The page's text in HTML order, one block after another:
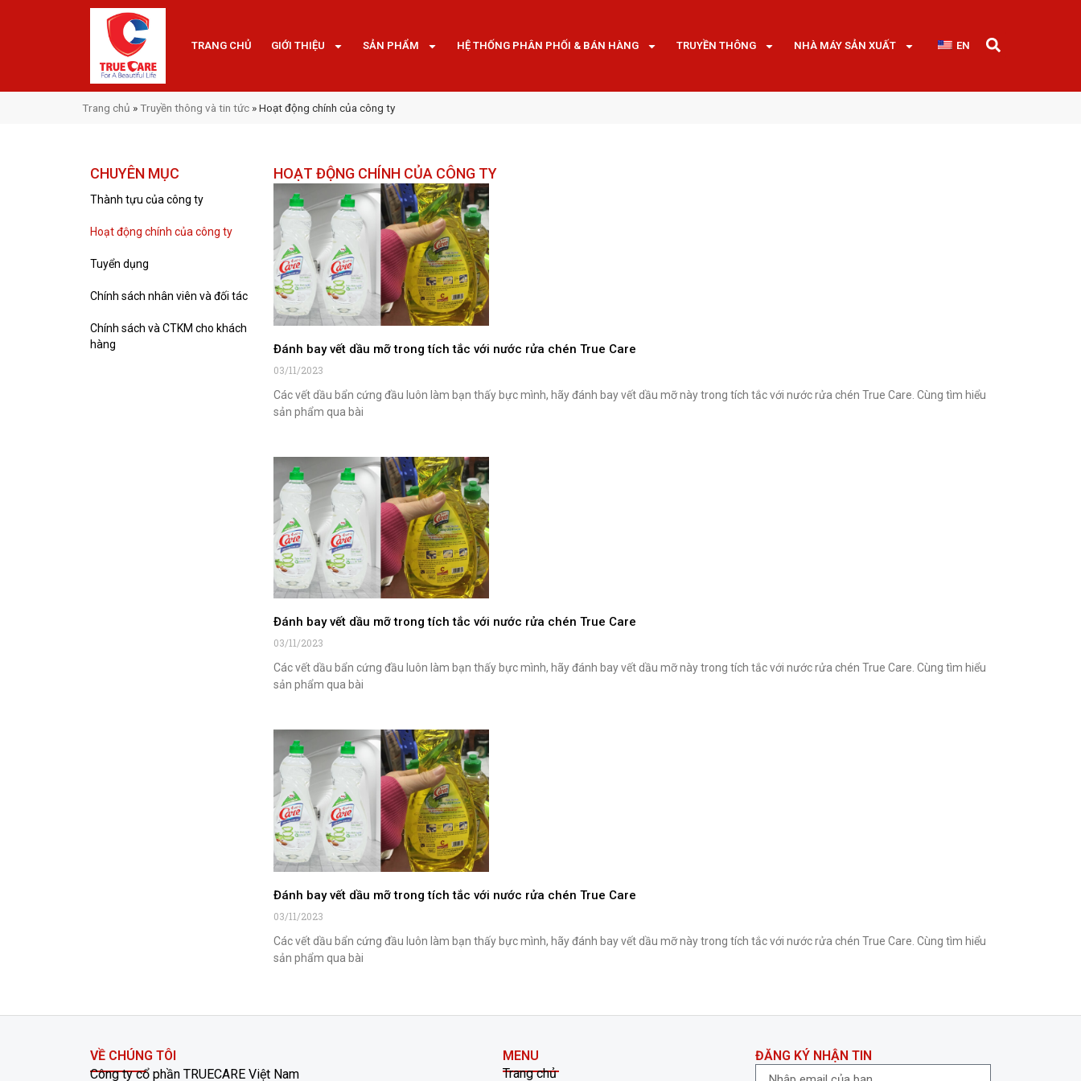
TRANG CHỦ GIỚI THIỆU SẢN PHẨM HỆ THỐNG PHÂN PHỐI & BÁN HÀNG TRUYỀN THÔNG NHÀ MÁY SẢN XUẤT EN
Trang chủ »Truyền thông và tin tức »Hoạt động chính của công ty
CHUYÊN MỤC
Thành tựu của công ty
Hoạt động chính của công ty
Tuyển dụng
Chính sách nhân viên và đối tác
Chính sách và CTKM cho khách
hàng
HOẠT ĐỘNG CHÍNH CỦA CÔNG TY
Đánh bay vết dầu mỡ trong tích tắc với nước rửa chén True Care
03/11/2023
Các vết dầu bẩn cứng đầu luôn làm bạn thấy bực mình, hãy đánh bay vết dầu mỡ này trong tích tắc với nước rửa chén True Care. Cùng tìm hiểu
sản phẩm qua bài
Đánh bay vết dầu mỡ trong tích tắc với nước rửa chén True Care
03/11/2023
Các vết dầu bẩn cứng đầu luôn làm bạn thấy bực mình, hãy đánh bay vết dầu mỡ này trong tích tắc với nước rửa chén True Care. Cùng tìm hiểu
sản phẩm qua bài
Đánh bay vết dầu mỡ trong tích tắc với nước rửa chén True Care
03/11/2023
Các vết dầu bẩn cứng đầu luôn làm bạn thấy bực mình, hãy đánh bay vết dầu mỡ này trong tích tắc với nước rửa chén True Care. Cùng tìm hiểu
sản phẩm qua bài
VỀ CHÚNG TÔI
Công ty cổ phần TRUECARE Việt Nam
MENU
Trang chủ
ĐĂNG KÝ NHẬN TIN